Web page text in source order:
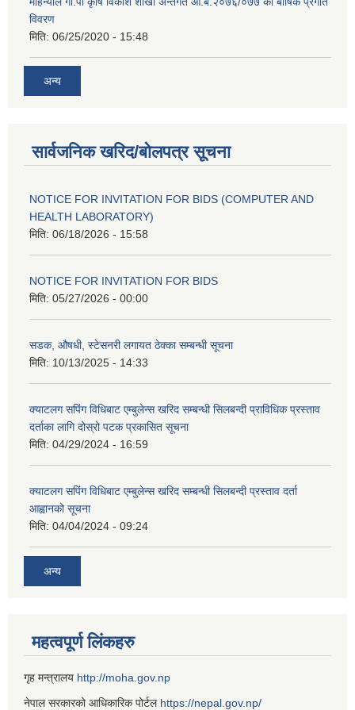
विवरण
मिति: 06/25/2020 - 15:48
अन्य
सार्वजनिक खरिद/बोलपत्र सूचना
NOTICE FOR INVITATION FOR BIDS (COMPUTER AND
HEALTH LABORATORY)
मिति: 06/18/2026 - 15:58
NOTICE FOR INVITATION FOR BIDS
मिति: 05/27/2026 - 00:00
सडक, औषधी, स्टेसनरी लगायत ठेक्का सम्बन्धी सूचना
मिति: 10/13/2025 - 14:33
क्याटलग सपिंग विधिबाट एम्बुलेन्स खरिद सम्बन्धी सिलबन्दी प्राविधिक प्रस्ताव
दर्ताका लागि दोस्रो पटक प्रकासित सूचना
मिति: 04/29/2024 - 16:59
क्याटलग सपिंग विधिबाट एम्बुलेन्स खरिद सम्बन्धी सिलबन्दी प्रस्ताव दर्ता
आह्वानको सूचना
मिति: 04/04/2024 - 09:24
अन्य
महत्वपूर्ण लिंकहरु
गृह मन्त्रालय http://moha.gov.np
नेपाल सरकारको आधिकारिक पोर्टल https://nepal.gov.np/